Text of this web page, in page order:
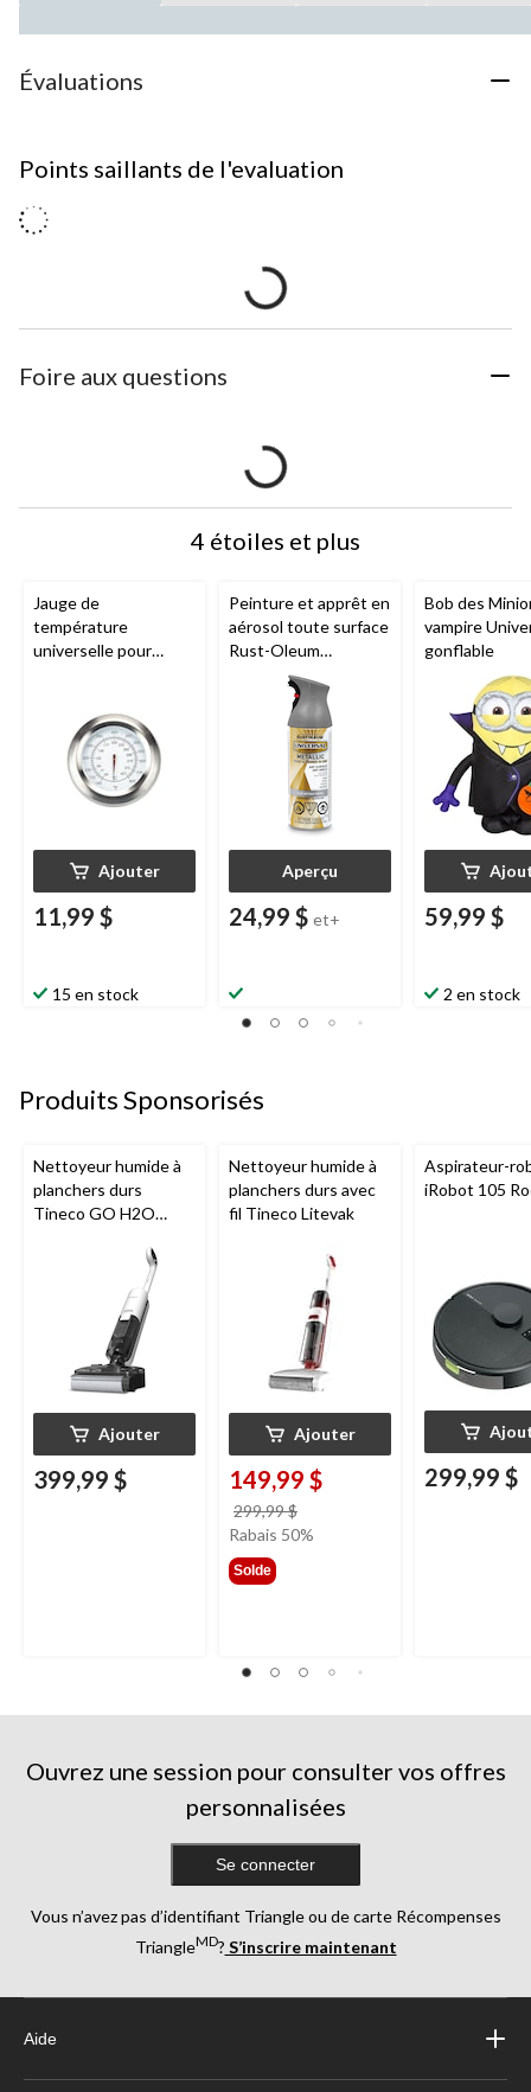
Évaluations
Points saillants de l'evaluation
Foire aux questions
4 étoiles et plus
Jauge de
température
universelle pour
Ajouter
11,99 $
15 en stock
Peinture et apprêt en
aérosol toute surface
Rust-Oleum
Universal, métallique,
Aperçu
24,99 $ et+
Bob des
vampire
gonflable
59,99 $
2 en stock
Produits Sponsorisés
Nettoyeur humide à
planchers durs
Tineco GO H2O
Ajouter
399,99 $
Nettoyeur humide à
planchers durs avec
fil Tineco Litevak
Ajouter
149,99 $
299,99 $
était
Rabais 50%
Solde
Aspirateur-
iRobot 105
299,99 $
Ouvrez une session pour consulter vos offres
personnalisées
Se connecter
Vous n’avez pas d’identifiant Triangle ou de carte Récompenses
TriangleMD? S’inscrire maintenant
Aide